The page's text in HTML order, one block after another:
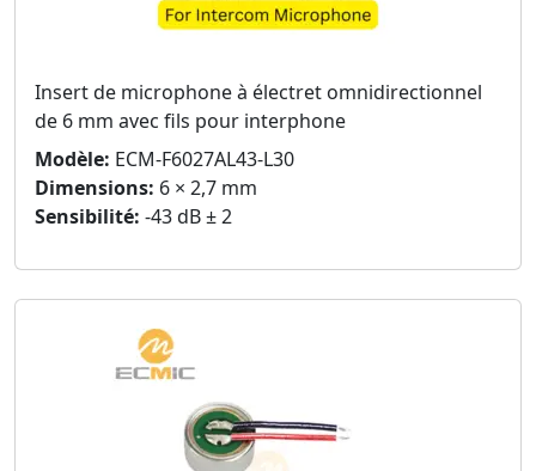
Insert de microphone à électret omnidirectionnel
de 6 mm avec fils pour interphone
Modèle: ECM-F6027AL43-L30
Dimensions: 6 × 2,7 mm
Sensibilité: -43 dB ± 2